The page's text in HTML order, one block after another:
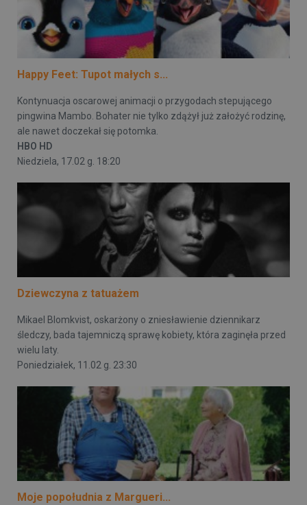
Happy Feet: Tupot małych s...
Kontynuacja oscarowej animacji o przygodach stepującego
pingwina Mambo. Bohater nie tylko zdążył już założyć rodzinę,
ale nawet doczekał się potomka.
HBO HD
Niedziela, 17.02 g. 18:20
Dziewczyna z tatuażem
Mikael Blomkvist, oskarżony o zniesławienie dziennikarz
śledczy, bada tajemniczą sprawę kobiety, która zaginęła przed
wielu laty.
Poniedziałek, 11.02 g. 23:30
Moje popołudnia z Margueri...